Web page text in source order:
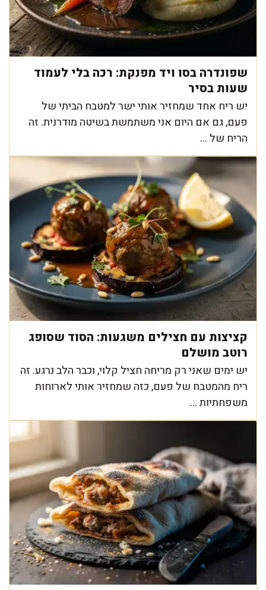
שפונדרה בסו ויד מפנקת: רכה בלי לעמוד
שעות בסיר
יש ריח אחד שמחזיר אותי ישר למטבח הביתי של
פעם, גם אם היום אני משתמשת בשיטה מודרנית. זה
הריח של ...
קציצות עם חצילים משגעות: הסוד שסופג
רוטב מושלם
יש ימים שאני רק מריחה חציל קלוי, וכבר הלב נרגע. זה
ריח מהמטבח של פעם, כזה שמחזיר אותי לארוחות
משפחתיות ...